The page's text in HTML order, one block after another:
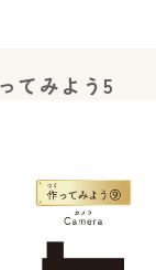
てみよう5